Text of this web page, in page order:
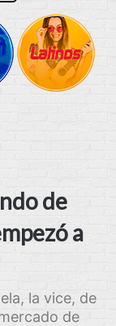
de
a
la vice, de
de